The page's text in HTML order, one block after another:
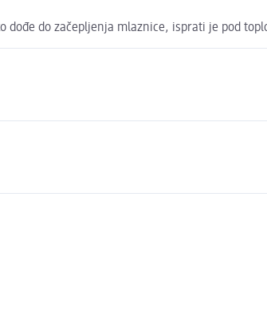
do začepljenja mlaznice, isprati je pod